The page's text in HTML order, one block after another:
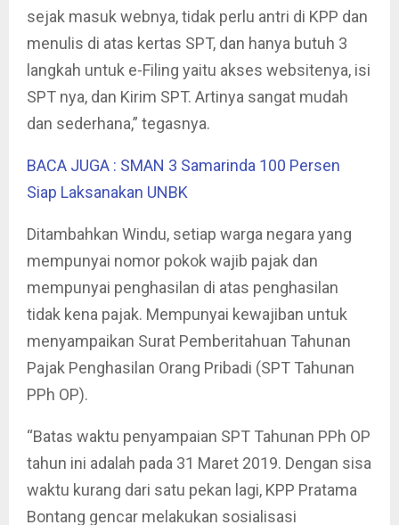
sejak masuk webnya, tidak perlu antri di KPP dan
menulis di atas kertas SPT, dan hanya butuh 3
langkah untuk e-Filing yaitu akses websitenya, isi
SPT nya, dan Kirim SPT. Artinya sangat mudah
dan sederhana,” tegasnya.
BACA JUGA : SMAN 3 Samarinda 100 Persen
Siap Laksanakan UNBK
Ditambahkan Windu, setiap warga negara yang
mempunyai nomor pokok wajib pajak dan
mempunyai penghasilan di atas penghasilan
tidak kena pajak. Mempunyai kewajiban untuk
menyampaikan Surat Pemberitahuan Tahunan
Pajak Penghasilan Orang Pribadi (SPT Tahunan
PPh OP).
“Batas waktu penyampaian SPT Tahunan PPh OP
tahun ini adalah pada 31 Maret 2019. Dengan sisa
waktu kurang dari satu pekan lagi, KPP Pratama
Bontang gencar melakukan sosialisasi